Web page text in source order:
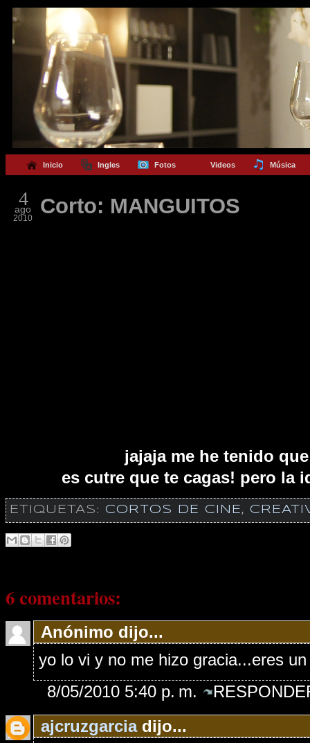
Inicio Ingles Fotos Videos Música
4
ago
2010 Corto: MANGUITOS
jajaja me he tenido
es cutre que te cagas! pero la
ETIQUETAS: CORTOS DE CINE,
6 comentarios:
Anónimo dijo...
yo lo vi y no me hizo gracia...eres
8/05/2010 5:40 p. m.
ajcruzgarciadijo...